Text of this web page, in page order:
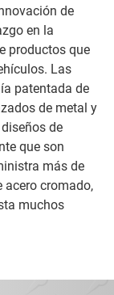
de
en la
productos que
Las
patentada de
de metal y
de
que son
más de
acero cromado,
muchos